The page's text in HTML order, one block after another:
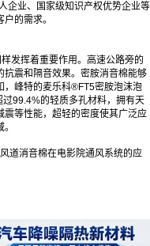
企业、国家级知识产权优势企业等
的需求。
发挥着重要作用。高速公路旁的
抗震和隔音效果。密胺消音棉能够
，峰特的麦乐科®FT5密胺泡沫泡
99.4%的轻质多孔材料，拥有天
等性能，超轻的密度使其广泛应
风道消音棉在电影院通风系统的应